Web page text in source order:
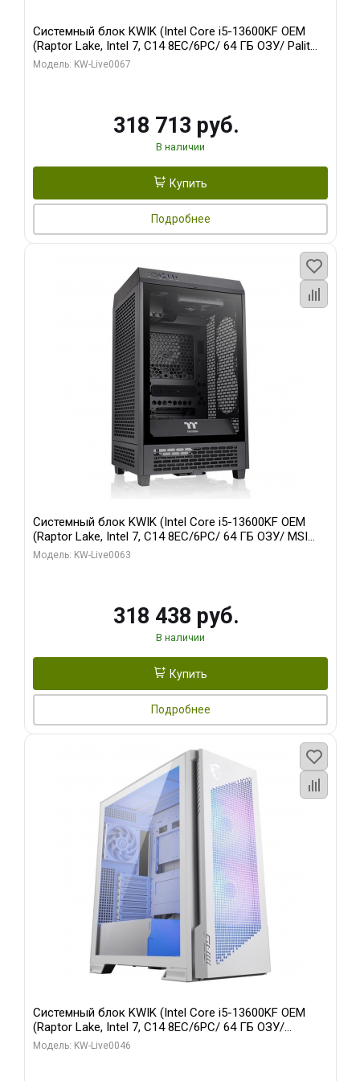
Системный блок KWIK (Intel Core i5-13600KF OEM
(Raptor Lake, Intel 7, C14 8EC/6PC/ 64 ГБ ОЗУ/ Palit
RTX5080 GAMINGPRO OC 16GB GDDR7 256bit 3xDP
Модель: KW-Live0067
318 713 руб.
В наличии
Купить
Подробнее
Системный блок KWIK (Intel Core i5-13600KF OEM
(Raptor Lake, Intel 7, C14 8EC/6PC/ 64 ГБ ОЗУ/ MSI
RTX5080 VENTUS 3X OC 16GB GDDR7 256bit 3xDP
Модель: KW-Live0063
318 438 руб.
В наличии
Купить
Подробнее
Системный блок KWIK (Intel Core i5-13600KF OEM
(Raptor Lake, Intel 7, C14 8EC/6PC/ 64 ГБ ОЗУ/
Gigabyte RTX5060Ti GAMING OC 8GB GDDR7 128bit
Модель: KW-Live0046